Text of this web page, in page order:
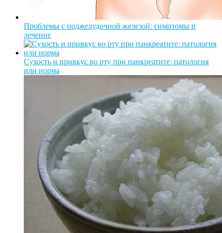
Проблемы с поджелудочной железой: симптомы и
лечение
Сухость и привкус во рту при панкреатите: патология
или норма